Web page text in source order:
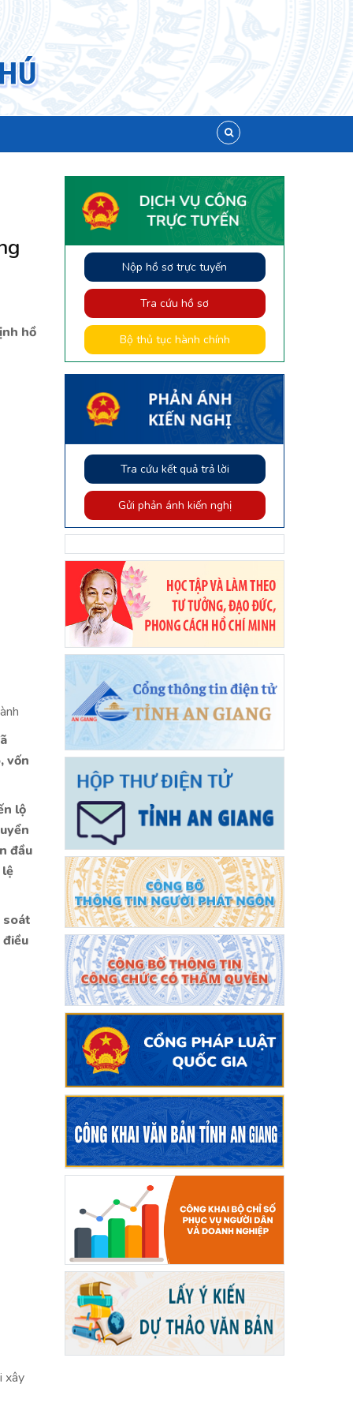
hồ
vốn
lộ
đầu
soát
xây
Nộp hồ sơ trực tuyến
Tra cứu hồ sơ
Bộ thủ tục hành chính
Tra cứu kết quả trả lời
Gửi phản ánh kiến nghị